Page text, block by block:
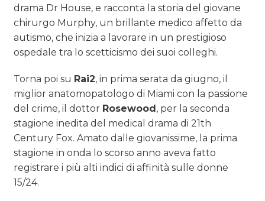
drama Dr House, e racconta la storia del giovane
chirurgo Murphy, un brillante medico affetto da
autismo, che inizia a lavorare in un prestigioso
ospedale tra lo scetticismo dei suoi colleghi.
Torna poi su Rai2, in prima serata da giugno, il
miglior anatomopatologo di Miami con la passione
del crime, il dottor Rosewood , per la seconda
stagione inedita del medical drama di 21th
Century Fox. Amato dalle giovanissime, la prima
stagione in onda lo scorso anno aveva fatto
registrare i più alti indici di affinità sulle donne
15/24.